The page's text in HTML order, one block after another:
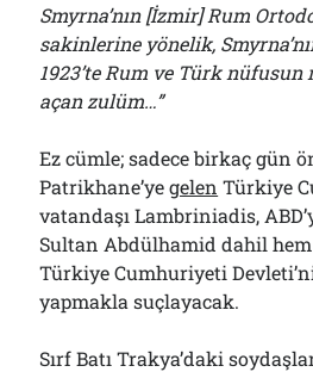
Smyrna’nın[İzmir] Rum
sakinlerine yönelik,
1923’te Rum ve Türk
açan zulüm…”
Ez cümle; sadece birkaç gün
Patrikhane’yegelen Türkiye
vatandaşı Lambriniadis,
Sultan Abdülhamid dahil hem
Türkiye Cumhuriyeti
yapmakla suçlayacak.
Sırf Batı Trakya’daki